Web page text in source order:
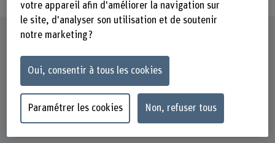
Fiche signalétique
Départements participants
Santé
Institut(s)
Nutrition et diététique
votre appareil afin d'améliorer la navigation sur
le site, d'analyser son utilisation et de soutenir
notre marketing ?
Oui, consentir à tous les cookies
Paramétrer les cookies Non, refuser tous